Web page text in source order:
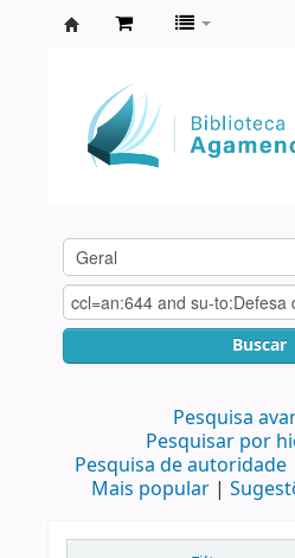
Agamenon
Magalhães
Buscar
Pesquisa
Pesquisar por
Pesquisa de autoridade
Mais popular